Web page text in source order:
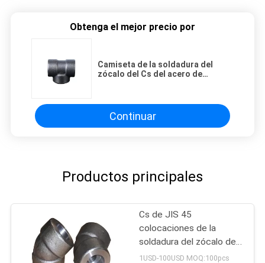
Obtenga el mejor precio por
Camiseta de la soldadura del
zócalo del Cs del acero de
Continuar
Productos principales
Cs de JIS 45
colocaciones de la
soldadura del zócalo del
acero de carbono del
1USD-100USD MOQ:100pcs